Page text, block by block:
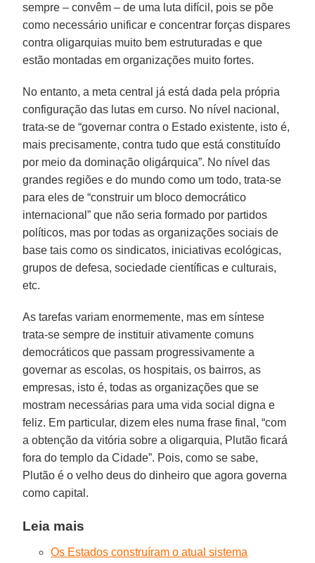
sempre – convêm – de uma luta difícil, pois se põe
como necessário unificar e concentrar forças dispares
contra oligarquias muito bem estruturadas e que
estão montadas em organizações muito fortes.
No entanto, a meta central já está dada pela própria
configuração das lutas em curso. No nível nacional,
trata-se de “governar contra o Estado existente, isto é,
mais precisamente, contra tudo que está constituído
por meio da dominação oligárquica”. No nível das
grandes regiões e do mundo como um todo, trata-se
para eles de “construir um bloco democrático
internacional” que não seria formado por partidos
políticos, mas por todas as organizações sociais de
base tais como os sindicatos, iniciativas ecológicas,
grupos de defesa, sociedade científicas e culturais,
etc.
As tarefas variam enormemente, mas em síntese
trata-se sempre de instituir ativamente comuns
democráticos que passam progressivamente a
governar as escolas, os hospitais, os bairros, as
empresas, isto é, todas as organizações que se
mostram necessárias para uma vida social digna e
feliz. Em particular, dizem eles numa frase final, “com
a obtenção da vitória sobre a oligarquia, Plutão ficará
fora do templo da Cidade”. Pois, como se sabe,
Plutão é o velho deus do dinheiro que agora governa
como capital.
Leia mais
Os Estados construíram o atual sistema